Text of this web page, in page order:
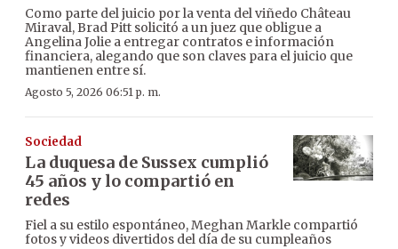
Como parte del juicio por la venta del viñedo Château
Miraval, Brad Pitt solicitó a un juez que obligue a
Angelina Jolie a entregar contratos e información
financiera, alegando que son claves para el juicio que
mantienen entre sí.
Agosto 5, 2026 06:51 p. m.
Sociedad
La duquesa de Sussex cumplió
45 años y lo compartió en
redes
Fiel a su estilo espontáneo, Meghan Markle compartió
fotos y videos divertidos del día de su cumpleaños